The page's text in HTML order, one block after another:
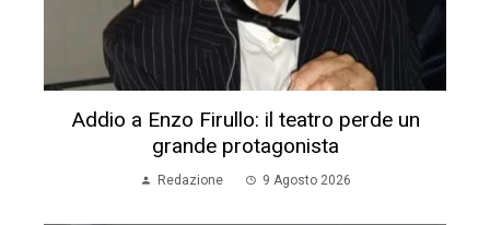
Addio a Enzo Firullo: il teatro perde un
grande protagonista
Redazione 9 Agosto 2026